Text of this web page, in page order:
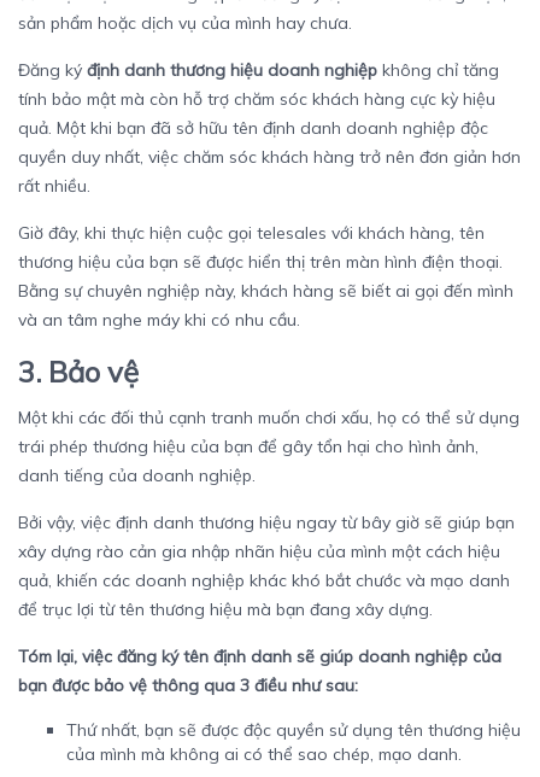
sản phẩm hoặc dịch vụ của mình hay chưa.
Đăng ký định danh thương hiệu doanh nghiệp không chỉ tăng
tính bảo mật mà còn hỗ trợ chăm sóc khách hàng cực kỳ hiệu
quả. Một khi bạn đã sở hữu tên định danh doanh nghiệp độc
quyền duy nhất, việc chăm sóc khách hàng trở nên đơn giản hơn
rất nhiều.
Giờ đây, khi thực hiện cuộc gọi telesales với khách hàng, tên
thương hiệu của bạn sẽ được hiển thị trên màn hình điện thoại.
Bằng sự chuyên nghiệp này, khách hàng sẽ biết ai gọi đến mình
và an tâm nghe máy khi có nhu cầu.
3. Bảo vệ
Một khi các đối thủ cạnh tranh muốn chơi xấu, họ có thể sử dụng
trái phép thương hiệu của bạn để gây tổn hại cho hình ảnh,
danh tiếng của doanh nghiệp.
Bởi vậy, việc định danh thương hiệu ngay từ bây giờ sẽ giúp bạn
xây dựng rào cản gia nhập nhãn hiệu của mình một cách hiệu
quả, khiến các doanh nghiệp khác khó bắt chước và mạo danh
để trục lợi từ tên thương hiệu mà bạn đang xây dựng.
Tóm lại, việc đăng ký tên định danh sẽ giúp doanh nghiệp của
bạn được bảo vệ thông qua 3 điều như sau:
Thứ nhất, bạn sẽ được độc quyền sử dụng tên thương hiệu
của mình mà không ai có thể sao chép, mạo danh.